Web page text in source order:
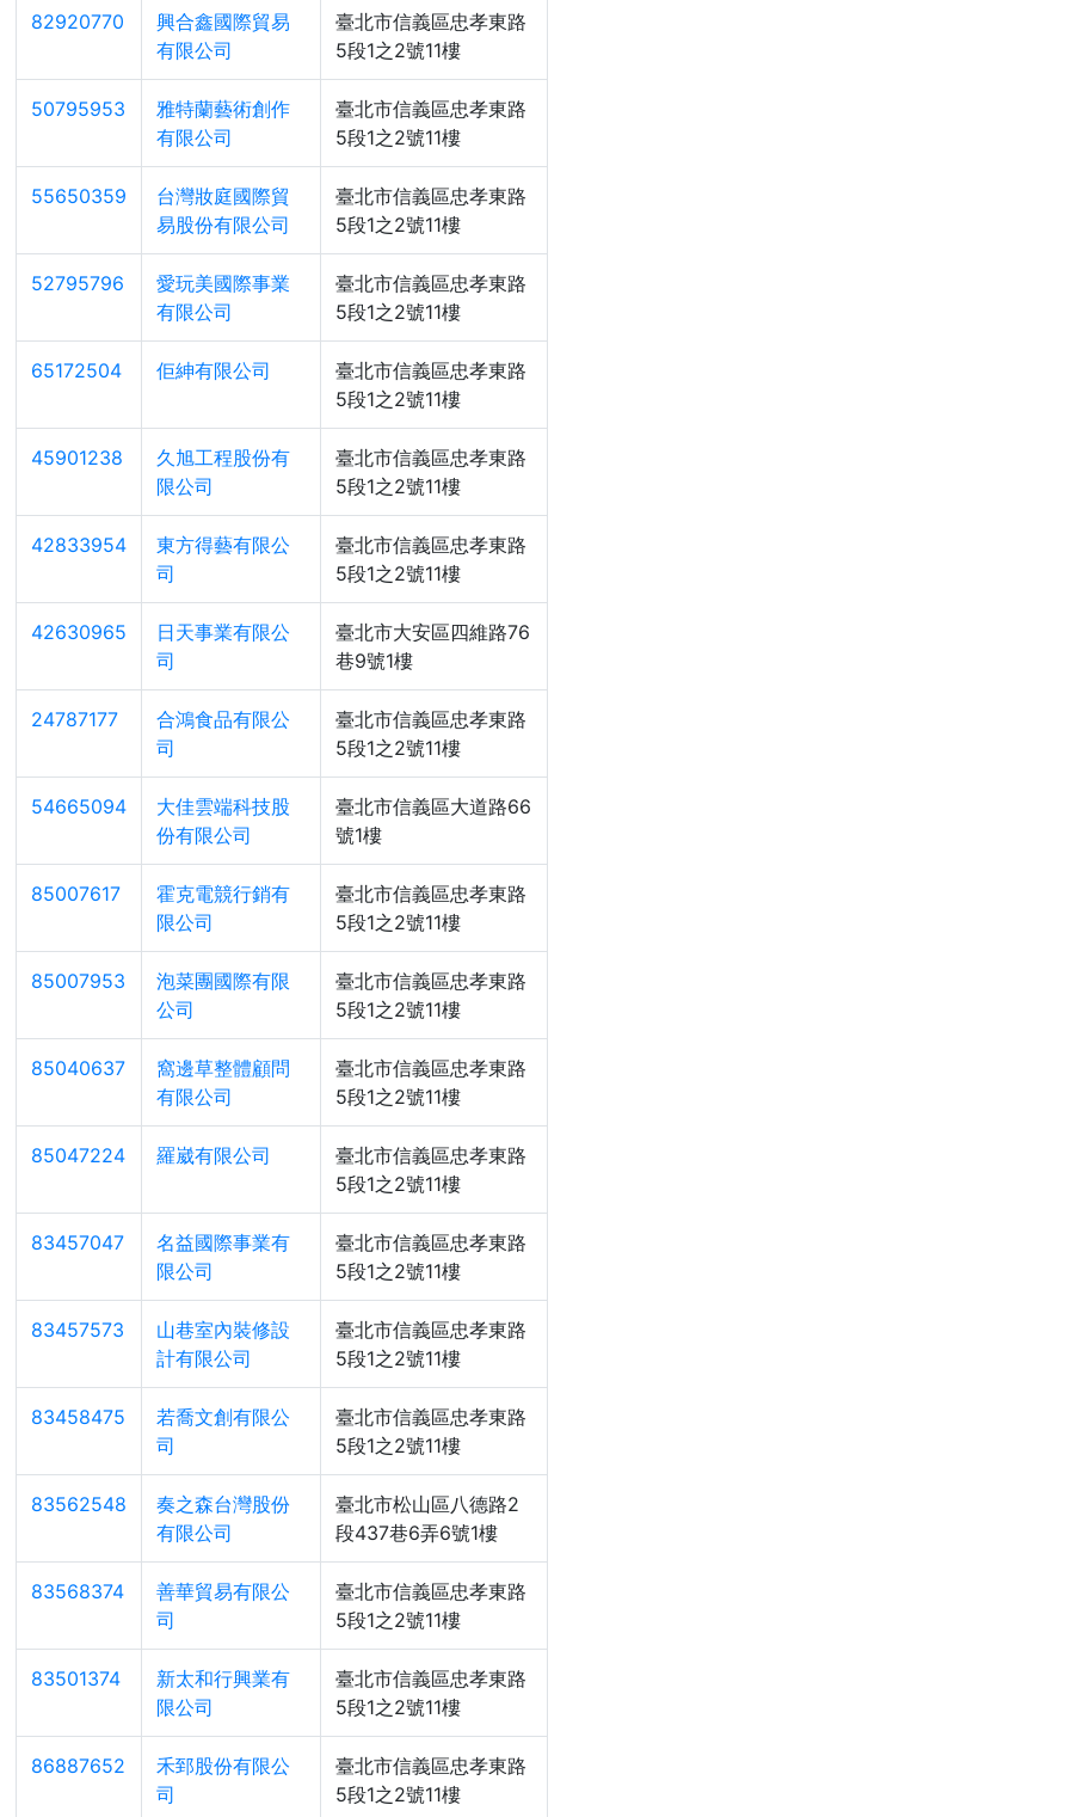
82920770
興合鑫國際貿易
有限公司
臺北市信義區忠孝東路
5段1之2號11樓
50795953
雅特蘭藝術創作
有限公司
臺北市信義區忠孝東路
5段1之2號11樓
55650359
台灣妝庭國際貿
易股份有限公司
臺北市信義區忠孝東路
5段1之2號11樓
52795796
愛玩美國際事業
有限公司
臺北市信義區忠孝東路
5段1之2號11樓
65172504 佢紳有限公司
臺北市信義區忠孝東路
5段1之2號11樓
45901238
久旭工程股份有
限公司
臺北市信義區忠孝東路
5段1之2號11樓
42833954
東方得藝有限公
司
臺北市信義區忠孝東路
5段1之2號11樓
42630965
日天事業有限公
司
臺北市大安區四維路76
巷9號1樓
24787177
合鴻食品有限公
司
臺北市信義區忠孝東路
5段1之2號11樓
54665094
大佳雲端科技股
份有限公司
臺北市信義區大道路66
號1樓
85007617
霍克電競行銷有
限公司
臺北市信義區忠孝東路
5段1之2號11樓
85007953
泡菜團國際有限
公司
臺北市信義區忠孝東路
5段1之2號11樓
85040637
窩邊草整體顧問
有限公司
臺北市信義區忠孝東路
5段1之2號11樓
85047224 羅崴有限公司
臺北市信義區忠孝東路
5段1之2號11樓
83457047
名益國際事業有
限公司
臺北市信義區忠孝東路
5段1之2號11樓
83457573
山巷室內裝修設
計有限公司
臺北市信義區忠孝東路
5段1之2號11樓
83458475
若喬文創有限公
司
臺北市信義區忠孝東路
5段1之2號11樓
83562548
奏之森台灣股份
有限公司
臺北市松山區八德路2
段437巷6弄6號1樓
83568374
善華貿易有限公
司
臺北市信義區忠孝東路
5段1之2號11樓
83501374
新太和行興業有
限公司
臺北市信義區忠孝東路
5段1之2號11樓
86887652
禾郅股份有限公
司
臺北市信義區忠孝東路
5段1之2號11樓